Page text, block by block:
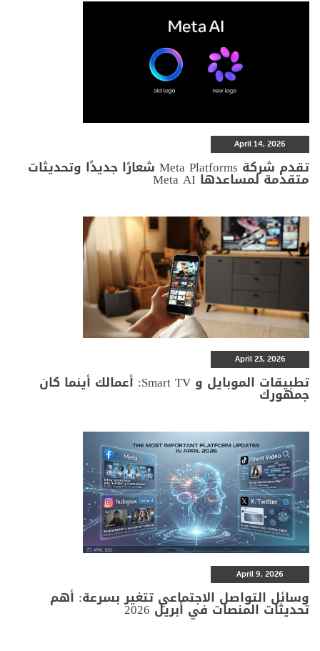
April 14, 2026
تقدم شركة Meta Platforms شعارًا جديدًا وتحديثات
متقدمة لمساعدها Meta AI
April 23, 2026
تطبيقات الموبايل و Smart TV: أعمالك أينما كان
جمهورك
April 9, 2026
وسائل التواصل الاجتماعي تتغير بسرعة: أهم
تحديثات المنصات في أبريل 2026